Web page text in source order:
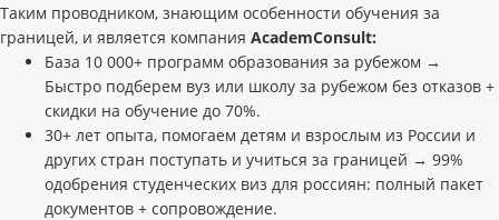
Таким проводником, знающим особенности обучения за
границей, и является компания AcademConsult:
База 10 000+ программ образования за рубежом →
Быстро подберем вуз или школу за рубежом без отказов +
скидки на обучение до 70%.
30+ лет опыта, помогаем детям и взрослым из России и
других стран поступать и учиться за границей → 99%
одобрения студенческих виз для россиян: полный пакет
документов + сопровождение.